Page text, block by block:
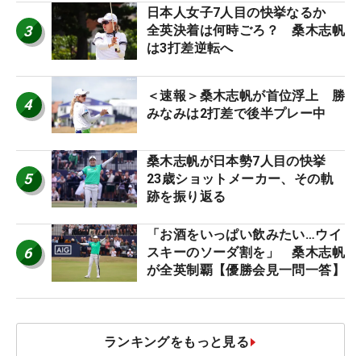
3
日本人女子7人目の快挙なるか
全英決着は何時ごろ？ 桑木志帆
は3打差逆転へ
4
＜速報＞桑木志帆が首位浮上 勝
みなみは2打差で後半プレー中
5
桑木志帆が日本勢7人目の快挙
23歳ショットメーカー、その軌
跡を振り返る
6
「お酒をいっぱい飲みたい…ウイ
スキーのソーダ割を」 桑木志帆
が全英制覇【優勝会見一問一答】
ランキングをもっと見る